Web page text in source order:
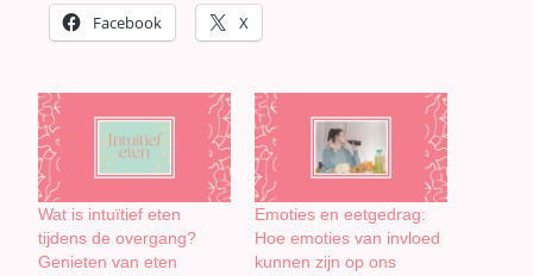
Facebook X
Wat is intuïtief eten
tijdens de overgang?
Genieten van eten
Emoties en eetgedrag:
Hoe emoties van invloed
kunnen zijn op ons